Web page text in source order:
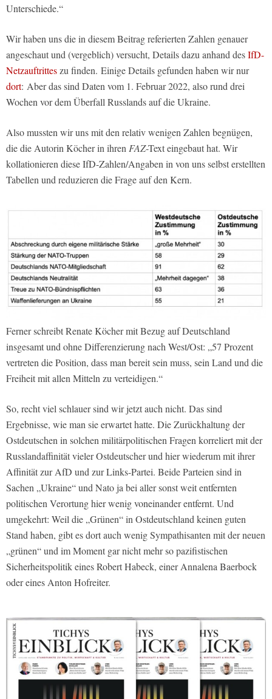
Unterschiede.“
Wir haben uns die in diesem Beitrag referierten Zahlen genauer
angeschaut und (vergeblich) versucht, Details dazu anhand desIfD-
Netzauftritteszu finden. Einige Details gefunden haben wir nur
dort: Aber das sind Daten vom 1. Februar 2022, also rund drei
Wochen vor dem Überfall Russlands auf die Ukraine.
Also mussten wir uns mit den relativ wenigen Zahlen begnügen,
die die Autorin Köcher in ihrenFAZ-Text eingebaut hat. Wir
kollationieren diese IfD-Zahlen/Angaben in von uns selbst erstellten
Tabellen und reduzieren die Frage auf den Kern.
Ferner schreibt Renate Köcher mit Bezug auf Deutschland
insgesamt und ohne Differenzierung nach West/Ost: „57 Prozent
vertreten die Position, dass man bereit sein muss, sein Land und die
Freiheit mit allen Mitteln zu verteidigen.“
So, recht viel schlauer sind wir jetzt auch nicht. Das sind
Ergebnisse, wie man sie erwartet hatte. Die Zurückhaltung der
Ostdeutschen in solchen militärpolitischen Fragen korreliert mit der
Russlandaffinität vieler Ostdeutscher und hier wiederum mit ihrer
Affinität zur AfD und zur Links-Partei. Beide Parteien sind in
Sachen „Ukraine“ und Nato ja bei aller sonst weit entfernten
politischen Verortung hier wenig voneinander entfernt. Und
umgekehrt: Weil die „Grünen“ in Ostdeutschland keinen guten
Stand haben, gibt es dort auch wenig Sympathisanten mit der neuen
„grünen“ und im Moment gar nicht mehr so pazifistischen
Sicherheitspolitik eines Robert Habeck, einer Annalena Baerbock
oder eines Anton Hofreiter.